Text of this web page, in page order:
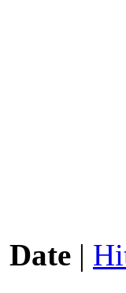
Date |